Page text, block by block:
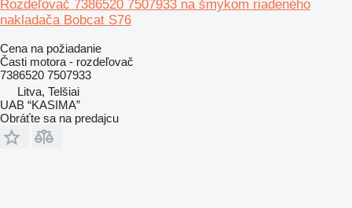
Rozdeľovač 7386520 7507933 na šmykom riadeného
nakladača Bobcat S76
Cena na požiadanie
Časti motora - rozdeľovač
7386520 7507933
Litva, Telšiai
UAB “KASIMA”
Obráťte sa na predajcu